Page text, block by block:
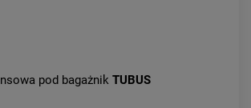
pod bagażnik TUBUS